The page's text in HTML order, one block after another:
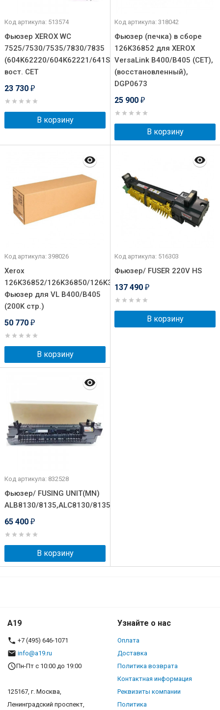
Код артикула: 513574
Фьюзер XEROX WC
7525/7530/7535/7830/7835
(604K62220/604K62221/641S00956/641S00809)
вост. CET
23 730 ₽
В корзину
Код артикула: 318042
Фьюзер (печка) в сборе
126K36852 для XEROX
VersaLink B400/B405 (CET),
(восстановленный),
DGP0673
25 900 ₽
В корзину
Код артикула: 398026
Xerox
126K36852/126K36850/126K36851
Фьюзер для VL B400/B405
(200K стр.)
50 770 ₽
В корзину
Код артикула: 516303
Фьюзер/ FUSER 220V HS
137 490 ₽
В корзину
Код артикула: 832528
Фьюзер/ FUSING UNIT(MN)
ALB8130/8135,ALC8130/8135
65 400 ₽
В корзину
A19
+7 (495) 646-1071
info@a19.ru
Пн-Пт с 10:00 до 19:00
125167, г. Москва,
Ленинградский проспект,
Узнайте о нас
Оплата
Доставка
Политика возврата
Контактная информация
Реквизиты компании
Политика